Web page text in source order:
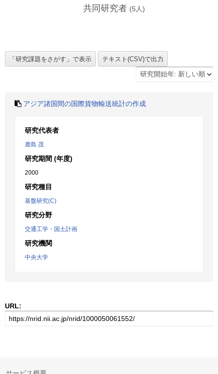
共同研究者 (5 人)
アジア諸国間の国際貨物輸送統計の作成
研究代表者
鹿島 茂
研究期間 (年度)
2000
研究種目
基盤研究(C)
研究分野
交通工学・国土計画
研究機関
中央大学
URL: